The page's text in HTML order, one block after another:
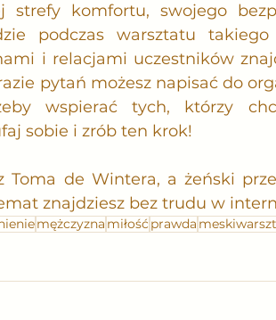
strefy komfortu, swojego
podczas warsztatu
i relacjami uczestników
pytań możesz napisać do
wspierać tych, którzy
sobie i zrób ten krok!
de Wintera, a żeński
znajdziesz bez trudu w
mężczyzna miłość prawda